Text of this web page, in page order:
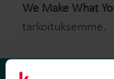
We Make What
tarkoituksemme.